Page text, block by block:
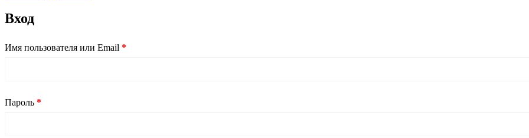
Вход
Имя пользователя или Email *
Пароль *